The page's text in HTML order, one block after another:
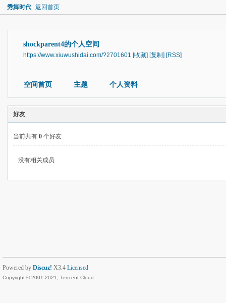
秀舞时代 返回首页
shockparent4的个人空间
https://www.xiuwushidai.com/?2701601 [收藏] [复制] [RSS]
空间首页 主题 个人资料
好友
当前共有 0 个好友
没有相关成员
Powered by Discuz! X3.4 Licensed
Copyright © 2001-2021, Tencent Cloud.